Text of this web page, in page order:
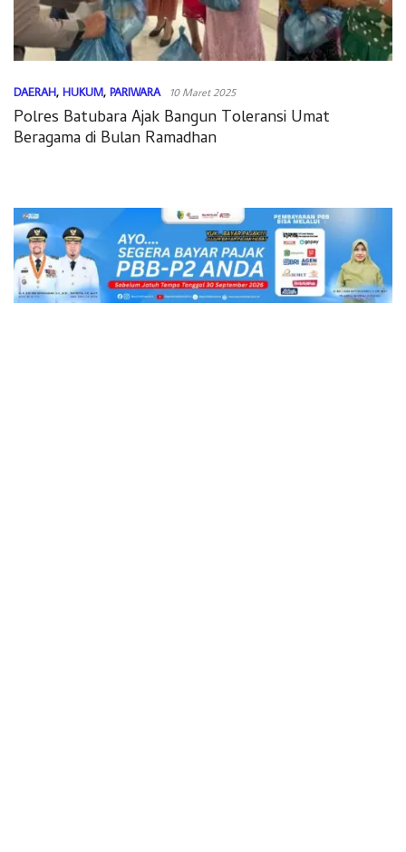
DAERAH, HUKUM, PARIWARA 10 Maret 2025
Polres Batubara Ajak Bangun Toleransi Umat
Beragama di Bulan Ramadhan